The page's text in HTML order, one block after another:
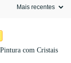
com Cristais